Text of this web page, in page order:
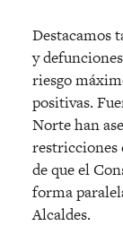
Destacamos
y
riesgo
positivas.
Norte han
restricciones
de que el
forma
Alcaldes.